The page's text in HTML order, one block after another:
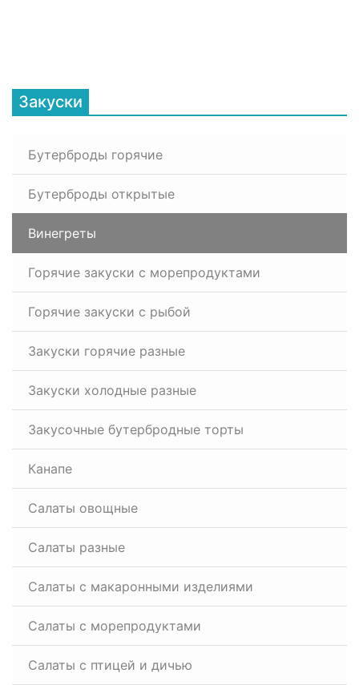
Закуски
Бутерброды горячие
Бутерброды открытые
Винегреты
Горячие закуски с морепродуктами
Горячие закуски с рыбой
Закуски горячие разные
Закуски холодные разные
Закусочные бутербродные торты
Канапе
Салаты овощные
Салаты разные
Салаты с макаронными изделиями
Салаты с морепродуктами
Салаты с птицей и дичью